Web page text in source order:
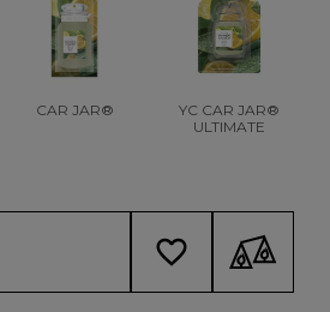
CAR JAR®
YC CAR JAR®
ULTIMATE
favorite_border